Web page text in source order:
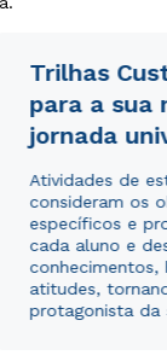
Trilhas
para a sua
jornada
Atividades de
consideram os
específicos e
cada aluno e
conhecimentos,
atitudes,
protagonista da